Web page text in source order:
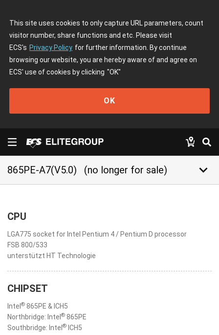
This site uses cookies to only capture URL parameters, count
visitor number, share functions and etc. Please visit
ECS's Privacy Policy for further information. By continue
browsing our website, you are hereby aware of and agree on
ECS' use of cookies by clicking "OK"
OK
865PE-A7(V5.0) (no longer for sale) keyboard_arrow_down
CPU
LGA775 socket for Intel Pentium 4 / Pentium D processor
FSB 800/533
unterstützt HT Technologie
CHIPSET
Intel ® 865PE & ICH5
Northbridge: Intel ® 865PE
Southbridge: Intel ® ICH5